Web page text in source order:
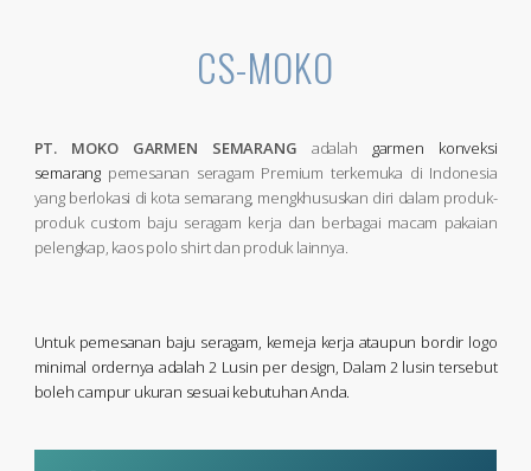
CS-MOKO
PT. MOKO GARMEN SEMARANG adalah garmen konveksi
semarangpemesanan seragam Premium terkemuka di Indonesia
yang berlokasi di kota semarang, mengkhususkan diri dalam produk-
produk custom baju seragam kerja dan berbagai macam pakaian
pelengkap, kaos polo shirt dan produk lainnya.
Untuk pemesanan baju seragam, kemeja kerja ataupun bordir logo
minimal ordernya adalah 2 Lusin per design, Dalam 2 lusin tersebut
boleh campur ukuran sesuai kebutuhan Anda.